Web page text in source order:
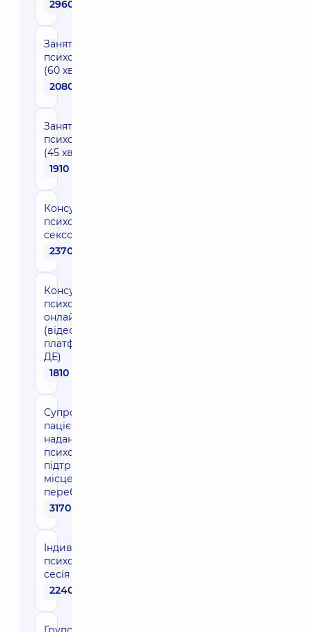
2960 грн
Заняття з
психологом
(60 хв)
2080 грн
Заняття з
психологом
(45 хв)
1910 грн
Консультація
психолога-
сексолога
2370 грн
Консультація
психолога
онлайн 60 хв
(відео-
платформа
ДЕ)
1810 грн
Супровід
пацієнта з
надання
психологічної
підтримки (за
місцем
перебування)
3170 грн
Індивідуальна
психотерапевтична
сесія
2240 грн